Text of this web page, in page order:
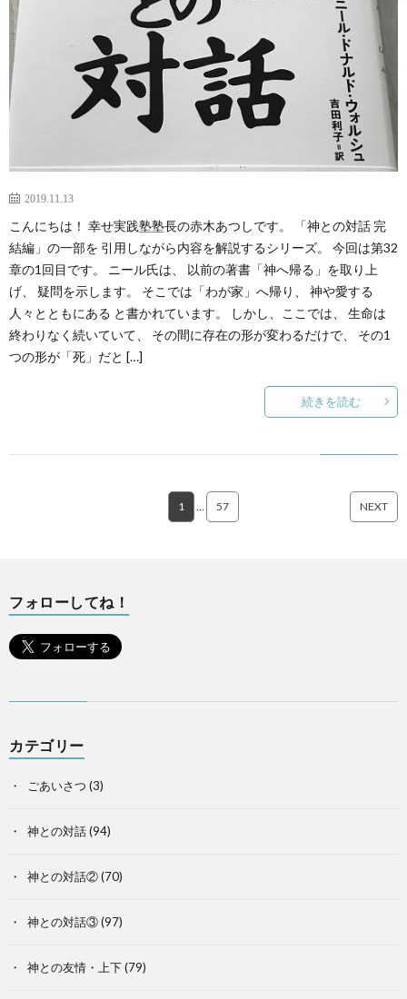
2019.11.13
こんにちは！ 幸せ実践塾塾長の赤木あつしです。 「神との対話 完
結編」の一部を 引用しながら内容を解説するシリーズ。 今回は第32
章の1回目です。 ニール氏は、 以前の著書「神へ帰る」を取り上
げ、 疑問を示します。 そこでは「わが家」へ帰り、 神や愛する
人々とともにある と書かれています。 しかし、ここでは、 生命は
終わりなく続いていて、 その間に存在の形が変わるだけで、 その1
つの形が「死」だと […]
続きを読む
1 57 NEXT
フォローしてね！
カテゴリー
ごあいさつ (3)
神との対話(94)
神との対話②(70)
神との対話③(97)
神との友情・上下(79)